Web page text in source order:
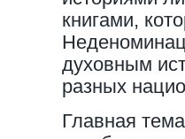
книгами,
духовным
разных
Главная